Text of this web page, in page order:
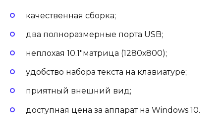
качественная сборка;
два полноразмерные порта USB;
неплохая 10.1″матрица (1280х800);
удобство набора текста на клавиатуре;
приятный внешний вид;
доступная цена за аппарат на Windows 10.